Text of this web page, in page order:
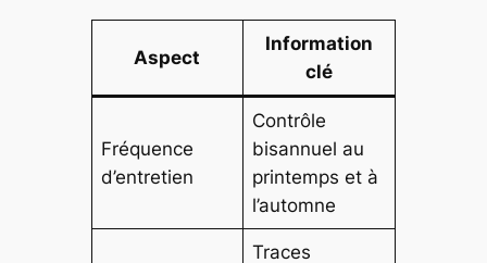
Aspect
Information
clé
Fréquence
d’entretien
Contrôle
bisannuel au
printemps et à
l’automne
Traces